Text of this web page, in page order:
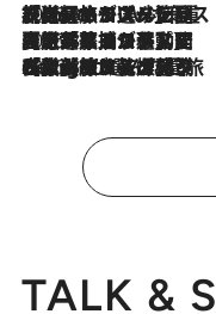
2026.8.6
【厳選旅コスメ】「身軽さ＆UV対策重視！」ヘアアーティストshucoが選んだ夏旅ベストコスメを発表【Mサイズジップ】
2026.8.5
【厳選旅コスメ】国内をあちこち移動する河井菜摘が選んだ夏旅ベストコスメ発表！「リラックスアイテムはマスト」【Mサイズジップ】
2026.8.4
【厳選旅コスメ】「紫外線＆乾燥対策しながらメイク感も！」ヘア＆メイクGeorgeが選んだ夏旅ベストコスメを発表！【Mサイズジップ】
TALK &